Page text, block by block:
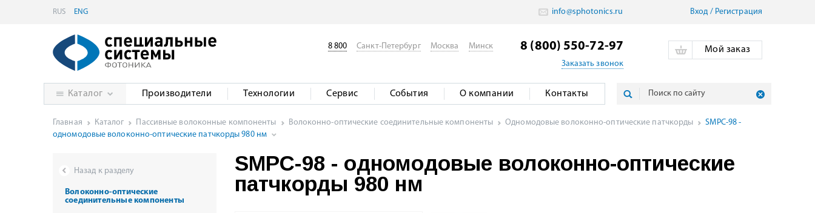
Главная Каталог Пассивные волоконные компоненты Волоконно-оптические соединительные компоненты Одномодовые волоконно-оптические патчкорды
SMPC-98 -
одномодовые волоконно-оптические патчкорды 980 нм
SMPC-98 - одномодовые волоконно-оптические
патчкорды 980 нм
Назад к разделу
Волоконно-оптические
соединительные компоненты
Вход / Pегистрация
info@sphotonics.ru
RUS ENG
Мой заказ
8 800 Санкт-Петербург Москва Минск 8 (800) 550-72-97
Заказать звонок
Каталог Производители Технологии Сервис События О компании Контакты